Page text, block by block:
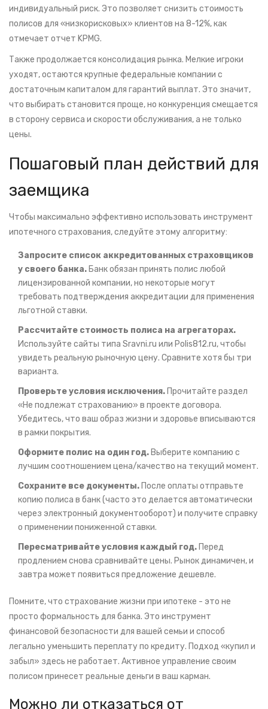
индивидуальный риск. Это позволяет снизить стоимость
полисов для «низкорисковых» клиентов на 8-12%, как
отмечает отчет KPMG.
Также продолжается консолидация рынка. Мелкие игроки
уходят, остаются крупные федеральные компании с
достаточным капиталом для гарантий выплат. Это значит,
что выбирать становится проще, но конкуренция смещается
в сторону сервиса и скорости обслуживания, а не только
цены.
Пошаговый план действий для
заемщика
Чтобы максимально эффективно использовать инструмент
ипотечного страхования, следуйте этому алгоритму:
Запросите список аккредитованных страховщиков
у своего банка. Банк обязан принять полис любой
лицензированной компании, но некоторые могут
требовать подтверждения аккредитации для применения
льготной ставки.
Рассчитайте стоимость полиса на агрегаторах.
Используйте сайты типа Sravni.ru или Polis812.ru, чтобы
увидеть реальную рыночную цену. Сравните хотя бы три
варианта.
Проверьте условия исключения. Прочитайте раздел
«Не подлежат страхованию» в проекте договора.
Убедитесь, что ваш образ жизни и здоровье вписываются
в рамки покрытия.
Оформите полис на один год. Выберите компанию с
лучшим соотношением цена/качество на текущий момент.
Сохраните все документы. После оплаты отправьте
копию полиса в банк (часто это делается автоматически
через электронный документооборот) и получите справку
о применении пониженной ставки.
Пересматривайте условия каждый год. Перед
продлением снова сравнивайте цены. Рынок динамичен, и
завтра может появиться предложение дешевле.
Помните, что страхование жизни при ипотеке - это не
просто формальность для банка. Это инструмент
финансовой безопасности для вашей семьи и способ
легально уменьшить переплату по кредиту. Подход «купил и
забыл» здесь не работает. Активное управление своим
полисом принесет реальные деньги в ваш карман.
Можно ли отказаться от